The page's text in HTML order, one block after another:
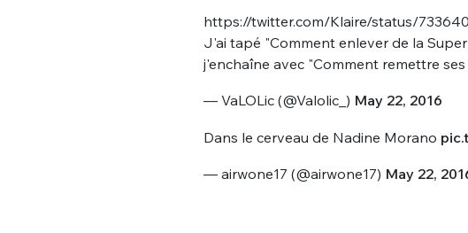
https://twitter.com/Klaire/status/
J'ai tapé "Comment enlever de la
j'enchaîne avec "Comment remettre
— VaLOLic (@Valolic_) May 22, 2016
Dans le cerveau de Nadine Morano
— airwone17 (@airwone17) May 22,